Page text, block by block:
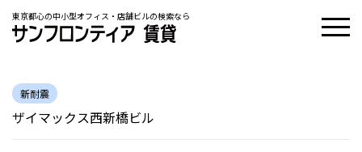
東京都心の中小型オフィス・店舗ビルの検索なら
新耐震
ザイマックス西新橋ビル